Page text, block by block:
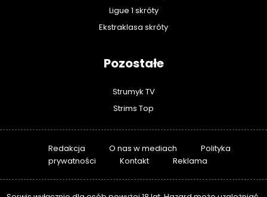
Ligue 1 skróty
Ekstraklasa skróty
Pozostałe
Strumyk TV
Strims Top
Redakcja O nas w mediach
Polityka
prywatności
Kontakt Reklama